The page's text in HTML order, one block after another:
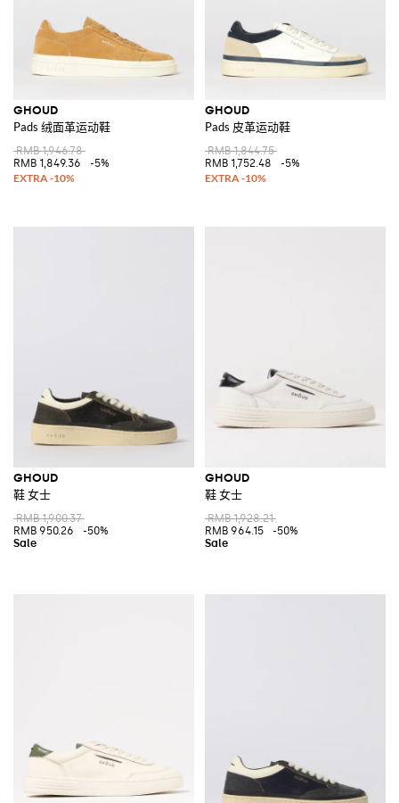
GHOUD
Pads 绒面革运动鞋
RMB 1,946.78
RMB 1,849.36
-5%
GHOUD
Pads 皮革运动鞋
RMB 1,844.75
RMB 1,752.48
-5%
GHOUD
鞋 女士
RMB 1,900.37
RMB 950.26
-50%
GHOUD
鞋 女士
RMB 1,928.21
RMB 964.15
-50%